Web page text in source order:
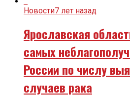
Новости7 лет назад
Ярославская
самых
России по числу
случаев рака